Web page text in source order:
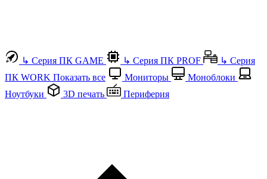
↳ Серия ПК GAME ↳ Серия ПК PROF ↳ Серия
ПК WORK Показать все Мониторы
Моноблоки
Ноутбуки
3D печать Периферия